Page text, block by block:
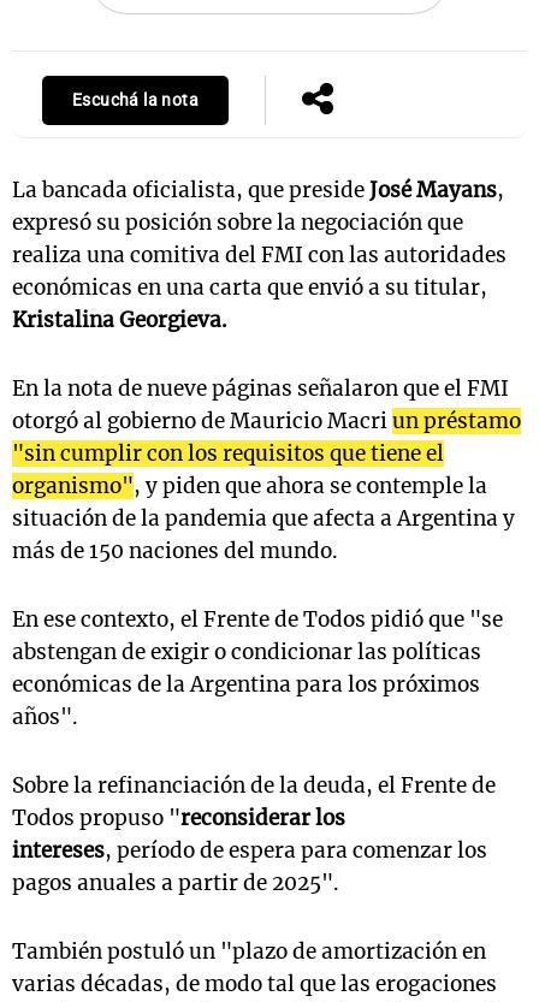
Escuchá la nota
La bancada oficialista, que presideJosé Mayans,
expresó su posición sobre la negociación que
realiza una comitiva del FMI con las autoridades
económicas en una carta que envió a su titular,
Kristalina Georgieva.
En la nota de nueve páginas señalaron que el FMI
otorgó al gobierno de Mauricio Macriun préstamo
"sin cumplir con los requisitos que tiene el
organismo", y piden que ahora se contemple la
situación de la pandemia que afecta a Argentina y
más de 150 naciones del mundo.
En ese contexto, el Frente de Todos pidió que "se
abstengan de exigir o condicionar las políticas
económicas de la Argentina para los próximos
años".
Sobre la refinanciación de la deuda, el Frente de
Todos propuso "reconsiderar los
intereses, período de espera para comenzar los
pagos anuales a partir de 2025".
También postuló un "plazo de amortización en
varias décadas, de modo tal que las erogaciones
Notas
Mundial 2026
La Sole en
Cadena 3